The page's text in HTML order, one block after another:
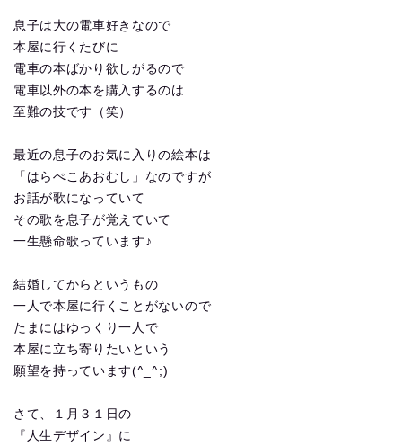
息子は大の電車好きなので
本屋に行くたびに
電車の本ばかり欲しがるので
電車以外の本を購入するのは
至難の技です（笑）
最近の息子のお気に入りの絵本は
「はらぺこあおむし」なのですが
お話が歌になっていて
その歌を息子が覚えていて
一生懸命歌っています♪
結婚してからというもの
一人で本屋に行くことがないので
たまにはゆっくり一人で
本屋に立ち寄りたいという
願望を持っています(^_^;)
さて、１月３１日の
『人生デザイン』に